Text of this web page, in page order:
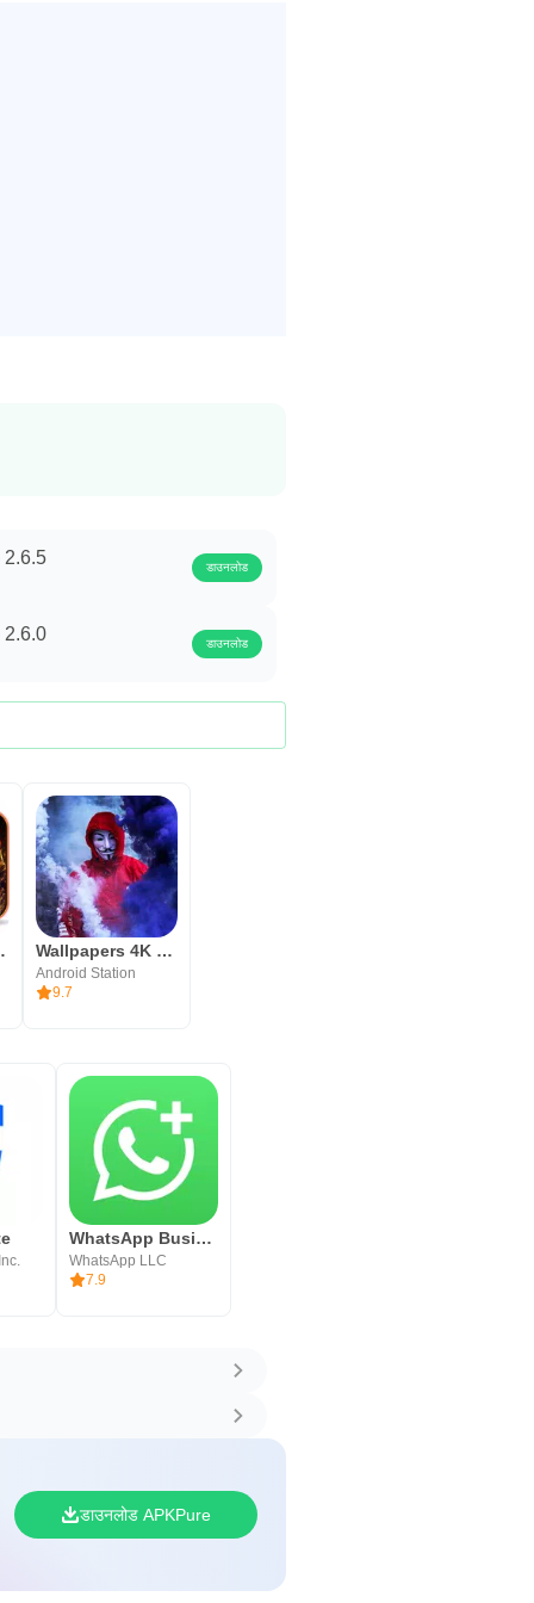
2.6.5 डाउनलोड
2.6.0 डाउनलोड
4K Wallpapers 4K & Live Changer
Android Station
9.7
WhatsApp Business
WhatsApp LLC
7.9
डाउनलोड APKPure